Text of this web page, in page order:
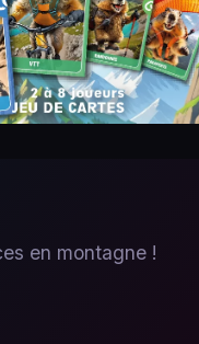
en montagne !